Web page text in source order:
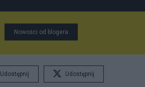
Nowości od blogera
Udostępnij Udostępnij